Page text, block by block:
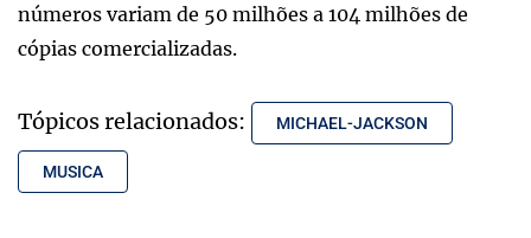
números variam de 50 milhões a 104 milhões de
cópias comercializadas.
Tópicos relacionados: MICHAEL-JACKSON
MUSICA